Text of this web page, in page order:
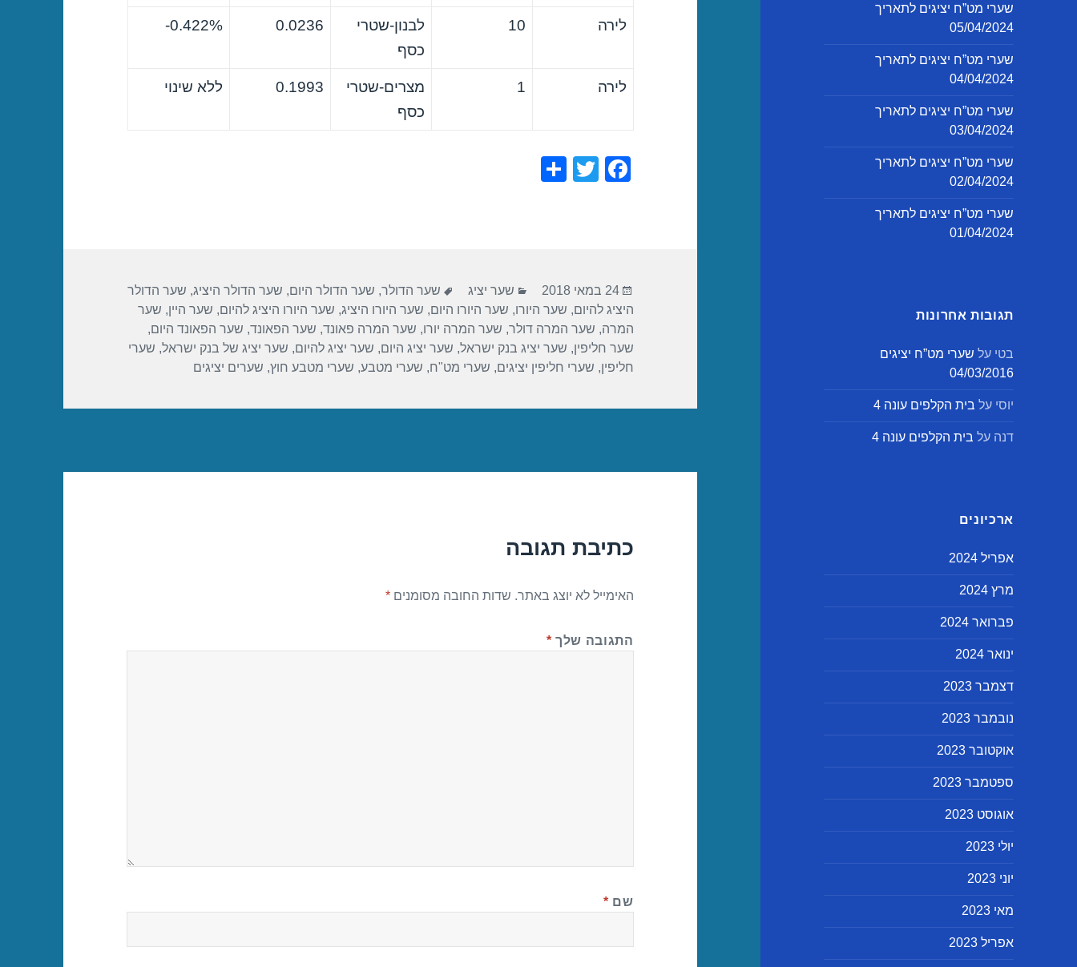
שערי מט”ח יציגים לתאריך
05/04/2024
שערי מט”ח יציגים לתאריך
04/04/2024
שערי מט”ח יציגים לתאריך
03/04/2024
שערי מט”ח יציגים לתאריך
02/04/2024
שערי מט”ח יציגים לתאריך
01/04/2024
תגובות אחרונות
בטי על שערי מט”ח יציגים
04/03/2016
יוסי על בית הקלפים עונה 4
דנה על בית הקלפים עונה 4
ארכיונים
אפריל 2024
מרץ 2024
פברואר 2024
ינואר 2024
דצמבר 2023
נובמבר 2023
אוקטובר 2023
ספטמבר 2023
אוגוסט 2023
יולי 2023
יוני 2023
מאי 2023
אפריל 2023
לירה 10
לבנון-שטרי
כסף
0.0236
0.422%-
לירה 1
מצרים-שטרי
כסף
0.1993 ללא שינוי
F
o
o
k
T
פורסם
בתאריך
24 במאי 2018 קטגוריות
שער יציג תגיות
שער הדולר, שער הדולר היום, שער הדולר היציג, שער הדולר
היציג להיום, שער היורו, שער היורו היום, שער היורו היציג, שער היורו היציג להיום, שער היין, שער
המרה, שער המרה דולר, שער המרה יורו, שער המרה פאונד, שער הפאונד, שער הפאונד היום,
שער חליפין, שער יציג בנק ישראל, שער יציג היום, שער יציג להיום, שער יציג של בנק ישראל, שערי
חליפין, שערי חליפין יציגים, שערי מט"ח, שערי מטבע, שערי מטבע חוץ, שערים יציגים
כתיבת תגובה
האימייל לא יוצג באתר. שדות החובה מסומנים*
התגובה שלך *
שם *